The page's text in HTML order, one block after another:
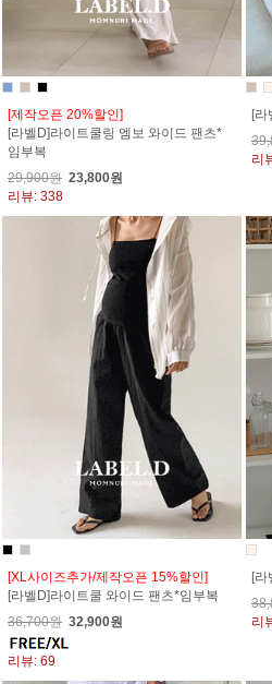
[제작오픈 20%할인]
[라벨D]라이트쿨링 엠보 와이드 팬츠*
임부복
29,900원 23,800원
리뷰: 338
[
리
[XL사이즈추가/제작오픈 15%할인]
[라벨D]라이트쿨 와이드 팬츠*임부복
36,700원 32,900원
리뷰: 69
[
리